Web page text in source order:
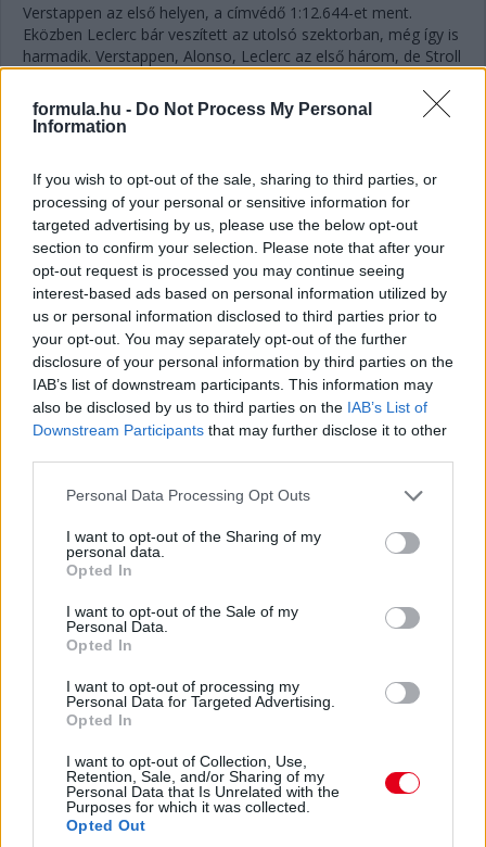
formula.hu - Do Not Process My Personal
Information
If you wish to opt-out of the sale, sharing to third parties, or
processing of your personal or sensitive information for
targeted advertising by us, please use the below opt-out
section to confirm your selection. Please note that after your
opt-out request is processed you may continue seeing
interest-based ads based on personal information utilized by
us or personal information disclosed to third parties prior to
your opt-out. You may separately opt-out of the further
disclosure of your personal information by third parties on the
IAB’s list of downstream participants. This information may
also be disclosed by us to third parties on the IAB’s List of
Downstream Participants that may further disclose it to other
Please note that this website/app uses one or more Google
not limited to your visit or usage behaviour. You may click to
grant or deny consent to Google and its third-party tags to
use your data for below specified purposes in below Google
consent section.
Personal Data Processing Opt Outs
I want to opt-out of the Sharing of my
personal data.
Opted In
I want to opt-out of the Sale of my
Personal Data.
Opted In
I want to opt-out of processing my
Personal Data for Targeted Advertising.
Opted In
I want to opt-out of Collection, Use,
Retention, Sale, and/or Sharing of my
Personal Data that Is Unrelated with the
Purposes for which it was collected.
Opted Out
Verstappen az első helyen, a címvédő 1:12.644-et ment.
Eközben Leclerc bár veszített az utolsó szektorban, még így is
harmadik. Verstappen, Alonso, Leclerc az első három, de Stroll
előtt mögöttük. Ocon, Russell, Gasly, Tsunoda, Norris és De
Vries az első tízben.
16:23
Nem tud eleget javulni a hétszeres világbajnok. Bér a 12.
helyre ugrik fel, ez lehet kevés lesz. Még Sainz is mögötte van,
akinek szintén mennie kell, csak a 15.
16:22
Hat perc maradt vissza, Hamilton pedig megint kieső helyen,
ahogyan Perez is, ám a mexikóoi már biztosan nem javít. Az
idők javulásával szinte biztosan utolsó lesz majd. Nagy
tűzijáték várható itt!
16:21
idővel, Ocon a második 133 ezredes lemaradással, de
meglepetés Gasly harmadik, illetőleg De Vries hatodik helye is.
A brit-thai versenyzőtől gyorsan elveszik az első pozíciót.
Egyelőre Verstappen és Russell került elé.
Ennyit a Williamsről... Alexander Albon az élre ugrik!
Szomorúan sétál vissza Perez, hamarosan az újságírók
kérdéseire is válaszolni fog. Kollégánk is a helyszínen van, így